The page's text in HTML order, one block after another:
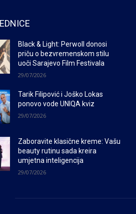
Black & Light: Perwoll donosi
priču o bezvremenskom stilu
uoči Sarajevo Film Festivala
29/07/2026
Tarik Filipović i Joško Lokas
ponovo vode UNIQA kviz
29/07/2026
Zaboravite klasične kreme: Vašu
beauty rutinu sada kreira
umjetna inteligencija
29/07/2026